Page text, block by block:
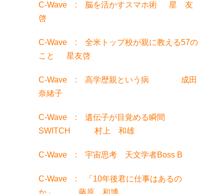
C-Wave : 脳を活かすスマホ術 星 友
啓
C-Wave : 全米トップ校が親に教える57の
こと 星友啓
C-Wave : 高学歴親という病 成田
奈緒子
C-Wave : 遺伝子が目覚める瞬間
SWITCH 村上 和雄
C-Wave : 宇宙思考 天文学者Boss B
C-Wave : 「10年後君に仕事はあるの
か」 藤原 和博